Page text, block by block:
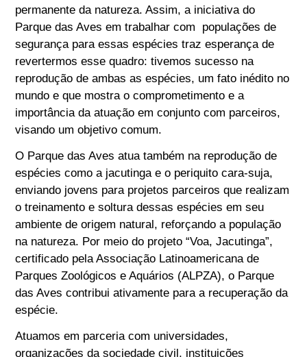
permanente da natureza. Assim, a iniciativa do
Parque das Aves em trabalhar com populações de
segurança para essas espécies traz esperança de
revertermos esse quadro: tivemos sucesso na
reprodução de ambas as espécies, um fato inédito no
mundo e que mostra o comprometimento e a
importância da atuação em conjunto com parceiros,
visando um objetivo comum.
O Parque das Aves atua também na reprodução de
espécies como a jacutinga e o periquito cara-suja,
enviando jovens para projetos parceiros que realizam
o treinamento e soltura dessas espécies em seu
ambiente de origem natural, reforçando a população
na natureza. Por meio do projeto “Voa, Jacutinga”,
certificado pela Associação Latinoamericana de
Parques Zoológicos e Aquários (ALPZA), o Parque
das Aves contribui ativamente para a recuperação da
espécie.
Atuamos em parceria com universidades,
organizações da sociedade civil, instituições